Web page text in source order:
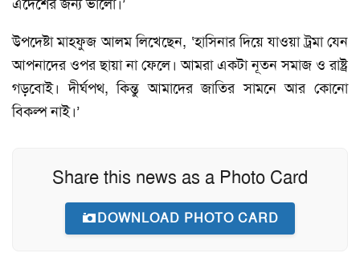
এদেশের জন্য ভালো।’
উপদেষ্টা মাহফুজ আলম লিখেছেন, ‘হাসিনার দিয়ে যাওয়া ট্রমা যেন
আপনাদের ওপর ছায়া না ফেলে। আমরা একটা নূতন সমাজ ও রাষ্ট্র
গড়বোই। দীর্ঘপথ, কিন্তু আমাদের জাতির সামনে আর কোনো
বিকল্প নাই।’
Share this news as a Photo Card
DOWNLOAD PHOTO CARD